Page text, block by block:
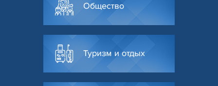
Общество
Туризм и отдых